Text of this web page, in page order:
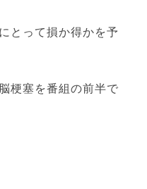
とって損か得かを予
梗塞を番組の前半で